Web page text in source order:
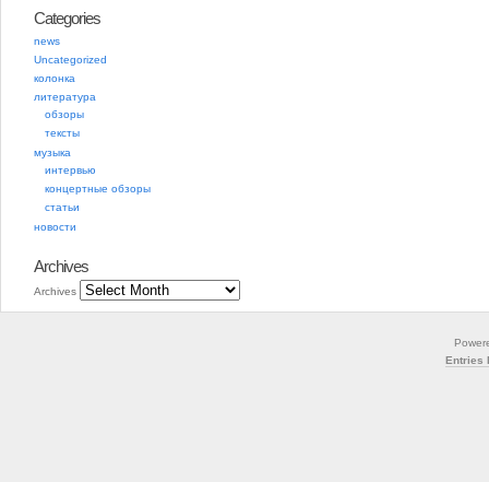
Categories
news
Uncategorized
колонка
литература
обзоры
тексты
музыка
интервью
концертные обзоры
статьи
новости
Archives
Archives
Entries